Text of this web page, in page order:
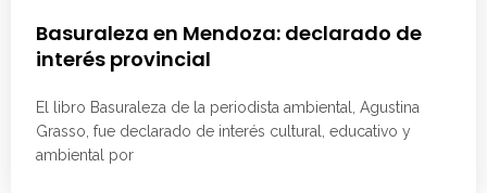
Basuraleza en Mendoza: declarado de
interés provincial
El libro Basuraleza de la periodista ambiental, Agustina
Grasso, fue declarado de interés cultural, educativo y
ambiental por